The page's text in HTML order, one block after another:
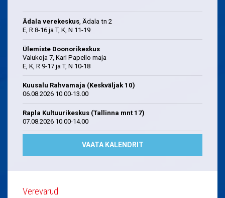
Ädala verekeskus , Ädala tn 2
E, R 8-16 ja T, K, N 11-19
Ülemiste Doonorikeskus
Valukoja 7, Karl Papello maja
E, K, R 9-17 ja T, N 10-18
Kuusalu Rahvamaja (Keskväljak 10)
06.08.2026 10.00-13.00
Rapla Kultuurikeskus (Tallinna mnt 17)
07.08.2026 10.00-14.00
VAATA KALENDRIT
Verevarud